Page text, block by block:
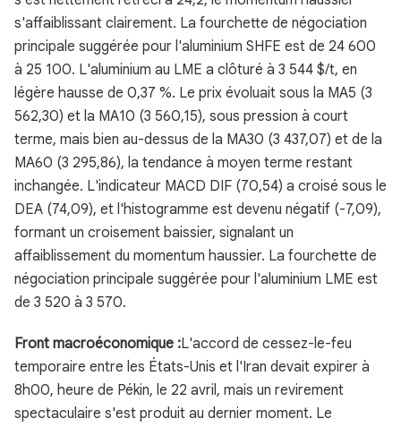
s'affaiblissant clairement. La fourchette de négociation
principale suggérée pour l'aluminium SHFE est de 24 600
à 25 100. L'aluminium au LME a clôturé à 3 544 $/t, en
légère hausse de 0,37 %. Le prix évoluait sous la MA5 (3
562,30) et la MA10 (3 560,15), sous pression à court
terme, mais bien au-dessus de la MA30 (3 437,07) et de la
MA60 (3 295,86), la tendance à moyen terme restant
inchangée. L'indicateur MACD DIF (70,54) a croisé sous le
DEA (74,09), et l'histogramme est devenu négatif (-7,09),
formant un croisement baissier, signalant un
affaiblissement du momentum haussier. La fourchette de
négociation principale suggérée pour l'aluminium LME est
de 3 520 à 3 570.
Front macroéconomique :L'accord de cessez-le-feu
temporaire entre les États-Unis et l'Iran devait expirer à
8h00, heure de Pékin, le 22 avril, mais un revirement
spectaculaire s'est produit au dernier moment. Le